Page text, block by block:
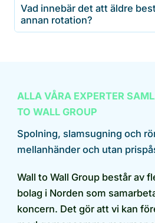
Vad innebär det att äldre
annan rotation?
ALLA VÅRA EXPERTER
TO WALL GROUP
Spolning, slamsugning och
mellanhänder och utan
Wall to Wall Group består av
bolag i Norden som
koncern. Det gör att vi kan